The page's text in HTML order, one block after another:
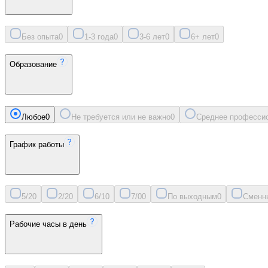
Без опыта0 1-3 года0 3-6 лет0 6+ лет0
Образование
Любое0 Не требуется или не важно0 Среднее
График работы
5/20 2/20 6/10 7/00 По выходным0
Рабочие часы в день